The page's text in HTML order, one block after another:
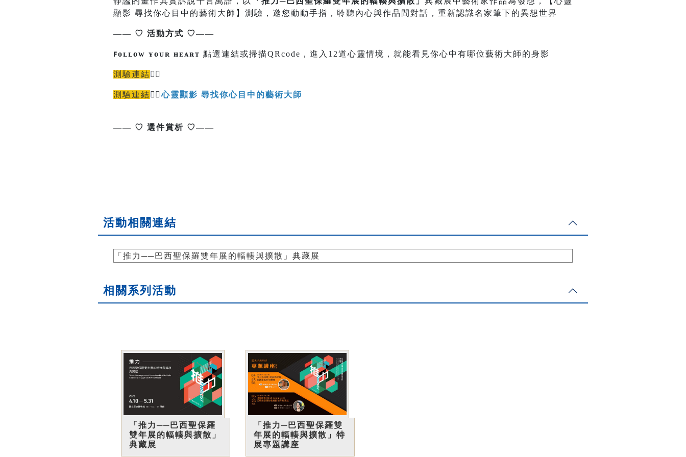
顯影 尋找你心目中的藝術大師】測驗，邀您動動手指，聆聽內心與作品間對話，重新認識名家筆下的異想世界
—— ♡ 活動方式 ♡——
ꜰᴏʟʟᴏᴡ ʏᴏᴜʀ ʜᴇᴀʀᴛ 點選連結或掃描QRcode，進入12道心靈情境，就能看見你心中有哪位藝術大師的身影
測驗連結 👉🏻
測驗連結 👉🏻心靈顯影 尋找你心目中的藝術大師
—— ♡ 選件賞析 ♡——
活動相關連結
「推力──巴西聖保羅雙年展的輻輳與擴散」典藏展
相關系列活動
「推力──巴西聖保羅
雙年展的輻輳與擴散」
典藏展
「推力─巴西聖保羅雙
年展的輻輳與擴散」特
展專題講座